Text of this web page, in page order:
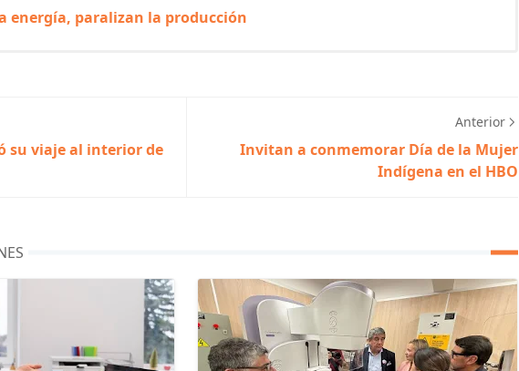
energía, paralizan la producción
su viaje al interior de
Anterior
Invitan a conmemorar Día de la Mujer
Indígena en el HBO